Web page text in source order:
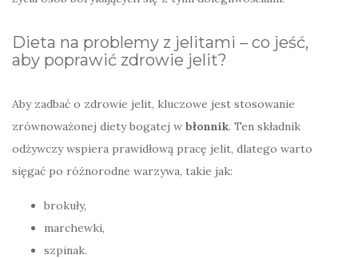
Dieta na problemy z jelitami – co jeść,
aby poprawić zdrowie jelit?
Aby zadbać o zdrowie jelit, kluczowe jest stosowanie
zrównoważonej diety bogatej w błonnik. Ten składnik
odżywczy wspiera prawidłową pracę jelit, dlatego warto
sięgać po różnorodne warzywa, takie jak:
brokuły,
marchewki,
szpinak.